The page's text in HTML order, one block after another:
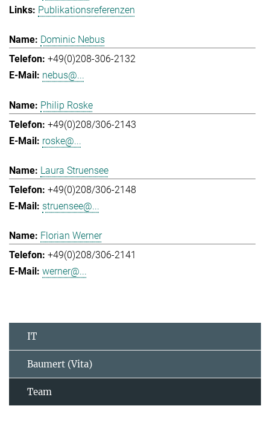
Publikationsreferenzen
Dominic Nebus
+49(0)208-306-2132
nebus@...
Philip Roske
+49(0)208/306-2143
roske@...
Laura Struensee
+49(0)208/306-2148
struensee@...
Florian Werner
+49(0)208/306-2141
werner@...
IT
Baumert (Vita)
Team